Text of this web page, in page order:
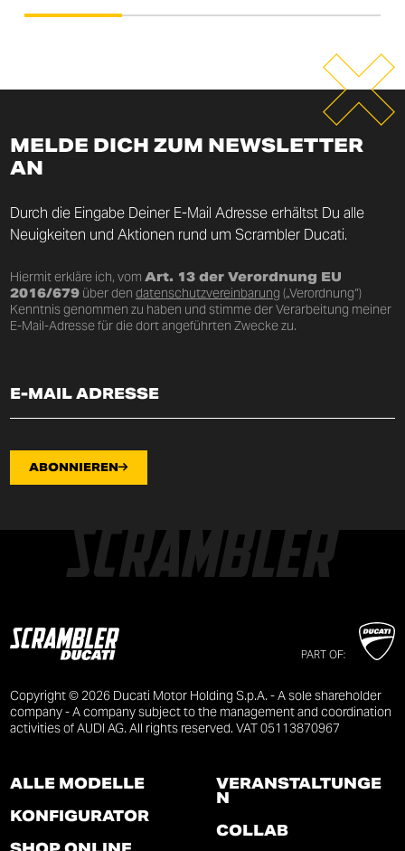
MELDE DICH ZUM NEWSLETTER
AN
Durch die Eingabe Deiner E-Mail Adresse erhältst Du alle
Neuigkeiten und Aktionen rund um Scrambler Ducati.
Hiermit erkläre ich, vomArt. 13 der Verordnung EU
2016/679 über dendatenschutzvereinbarung („Verordnung“)
Kenntnis genommen zu haben und stimme der Verarbeitung meiner
E-Mail-Adresse für die dort angeführten Zwecke zu.
ABONNIEREN
PART OF:
Copyright © 2026 Ducati Motor Holding S.p.A. - A sole shareholder
company - A company subject to the management and coordination
activities of AUDI AG. All rights reserved. VAT 05113870967
ALLE MODELLE
KONFIGURATOR
VERANSTALTUNGE
N
COLLAB